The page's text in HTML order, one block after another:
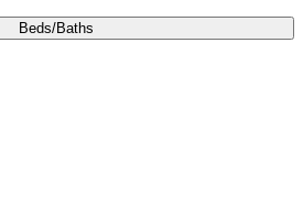
Beds/Baths